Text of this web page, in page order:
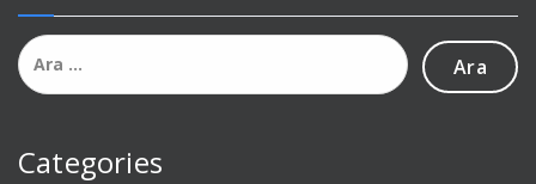
Arama:
Categories